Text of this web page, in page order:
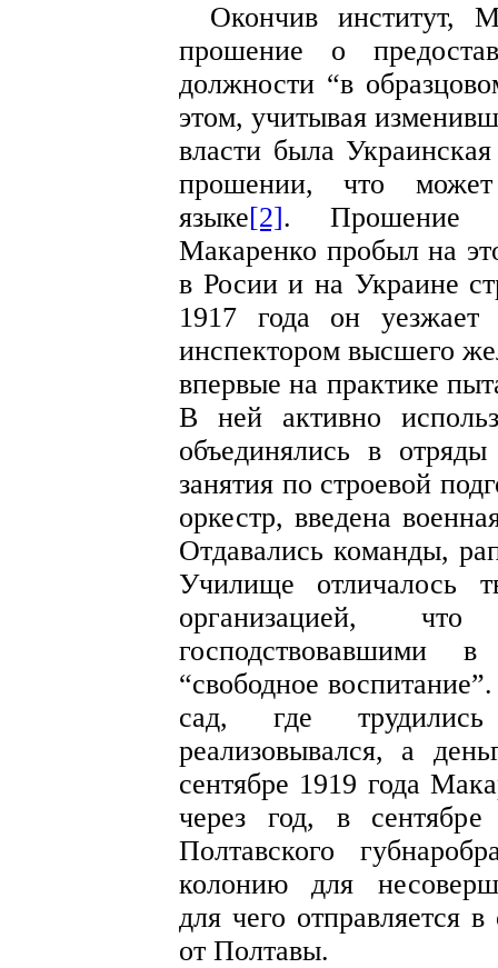
Окончив институт,
прошение о
должности “в
этом, учитывая
власти была
прошении, что может
языке[2]. Прошение
Макаренко пробыл на
в Росии и на Украине
1917 года он
инспектором высшего
впервые на практике
В ней активно
объединялись в
занятия по строевой
оркестр, введена
Отдавались команды,
Училище отличалось
организацией,
“свободное
сад, где
реализовывался, а
сентябре 1919 года
через год, в
Полтавского
колонию для
для чего отправляется
от Полтавы.